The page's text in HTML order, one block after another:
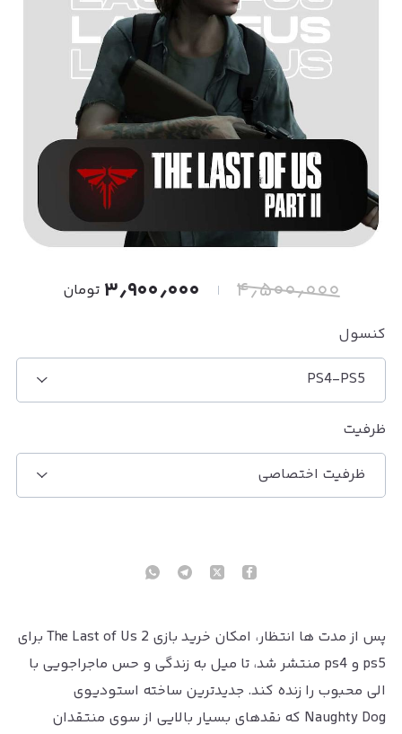
۴٫۵۰۰٫۰۰۰ ۳٫۹۰۰٫۰۰۰ تومان
کنسول
PS4-PS5
ظرفیت
ظرفیت اختصاصی
پس از مدت ها انتظار، امکان خرید بازی The Last of Us 2 برای
ps5 و ps4 منتشر شد، تا میل به زندگی و حس ماجراجویی با
الی محبوب را زنده کند. جدیدترین ساخته استودیوی
Naughty Dog که نقدهای بسیار بالایی از سوی منتقدان